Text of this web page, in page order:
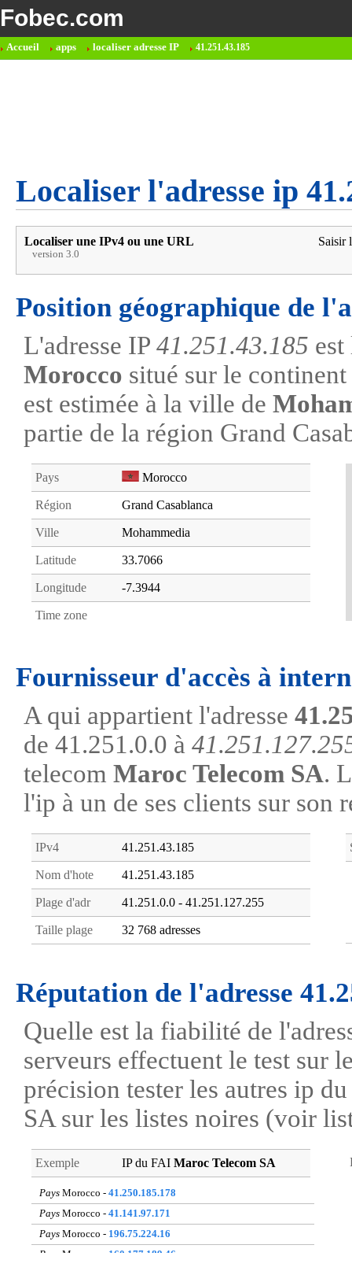
Fobec.com
Accueil apps localiser adresse IP 41.251.43.185
Localiser l'adresse ip
Localiser une IPv4 ou une URL
version 3.0
Saisir
Position géographique de
L'adresse IP 41.251.43.185
Morocco situé sur le
est estimée à la ville de
partie de la région Grand
Pays Morocco
Région Grand Casablanca
Ville Mohammedia
Latitude 33.7066
Longitude -7.3944
Time zone
Fournisseur d'accès à
A qui appartient l'adresse
de 41.251.0.0 à
telecom Maroc Telecom SA.
l'ip à un de ses clients sur son
IPv4 41.251.43.185
Nom d'hote 41.251.43.185
Plage d'adr 41.251.0.0 - 41.251.127.255
Taille plage 32 768 adresses
Réputation de l'adresse
Quelle est la fiabilité de
serveurs effectuent le test sur
précision tester les autres ip
SA sur les listes noires (voir
Exemple IP du FAI Maroc Telecom SA
Pays Morocco - 41.250.185.178
Pays Morocco - 41.141.97.171
Pays Morocco - 196.75.224.16
Pays Morocco - 160.177.189.46